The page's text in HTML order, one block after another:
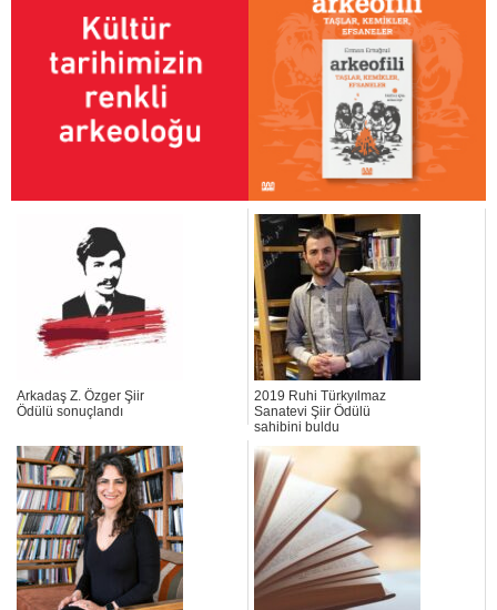
Arkadaş Z. Özger Şiir
Ödülü sonuçlandı
2019 Ruhi Türkyılmaz
Sanatevi Şiir Ödülü
sahibini buldu